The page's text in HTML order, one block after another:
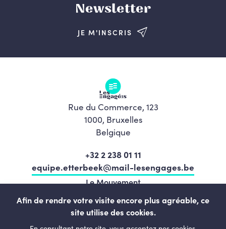
Newsletter
JE M'INSCRIS
Rue du Commerce, 123
1000, Bruxelles
Belgique
+32 2 238 01 11
equipe.etterbeek@mail-lesengages.be
Le Mouvement
Programme
L’équipe
Afin de rendre votre visite encore plus agréable, ce
site utilise des cookies.